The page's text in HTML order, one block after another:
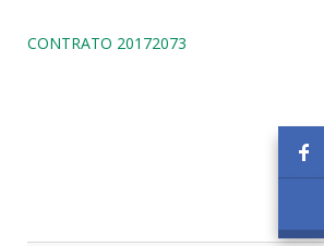
CONTRATO 20172073